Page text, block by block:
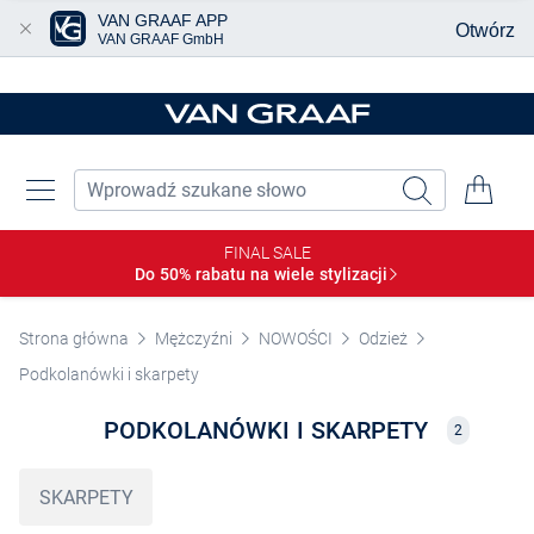
FINAL SALE
Do 50% rabatu na wiele stylizacji
Strona główna Mężczyźni NOWOŚCI
Odzież
Podkolanówki i skarpety
PODKOLANÓWKI I SKARPETY 2
SKARPETY
VAN GRAAF APP
VAN GRAAF GmbH Otwórz